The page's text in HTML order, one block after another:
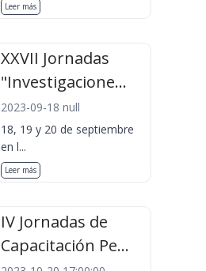
Leer más
XXVII Jornadas
"Investigacione...
2023-09-18 null
18, 19 y 20 de septiembre
en l...
Leer más
IV Jornadas de
Capacitación Pe...